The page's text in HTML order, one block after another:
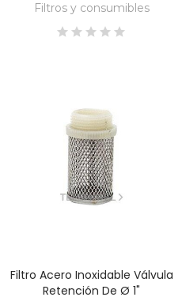
Filtros y consumibles
DESCUBRE
Filtro Acero Inoxidable Válvula
Retención De Ø 1"